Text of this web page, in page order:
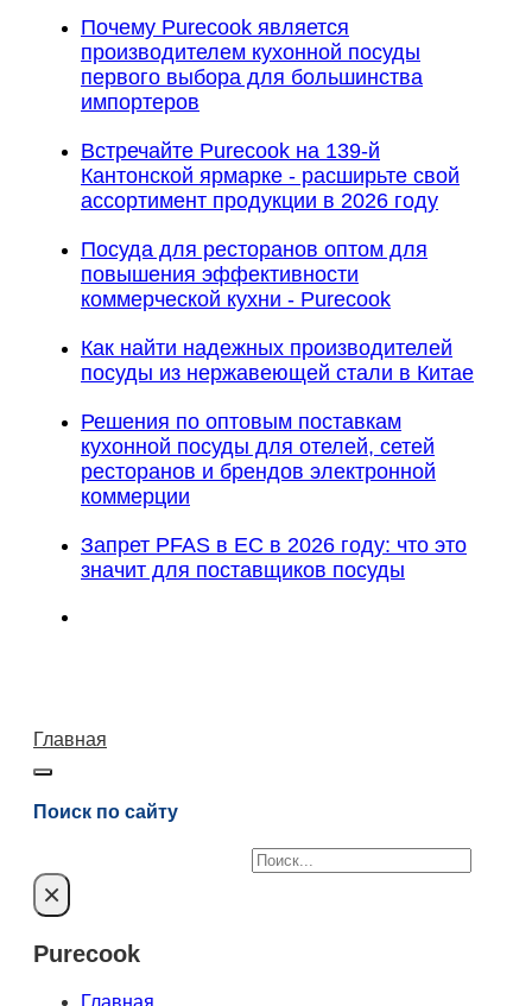
Почему Purecook является
производителем кухонной посуды
первого выбора для большинства
импортеров
Встречайте Purecook на 139-й
Кантонской ярмарке - расширьте свой
ассортимент продукции в 2026 году
Посуда для ресторанов оптом для
повышения эффективности
коммерческой кухни - Purecook
Как найти надежных производителей
посуды из нержавеющей стали в Китае
Решения по оптовым поставкам
кухонной посуды для отелей, сетей
ресторанов и брендов электронной
коммерции
Запрет PFAS в ЕС в 2026 году: что это
значит для поставщиков посуды
Главная
Поиск по сайту
Поиск
×
Purecook